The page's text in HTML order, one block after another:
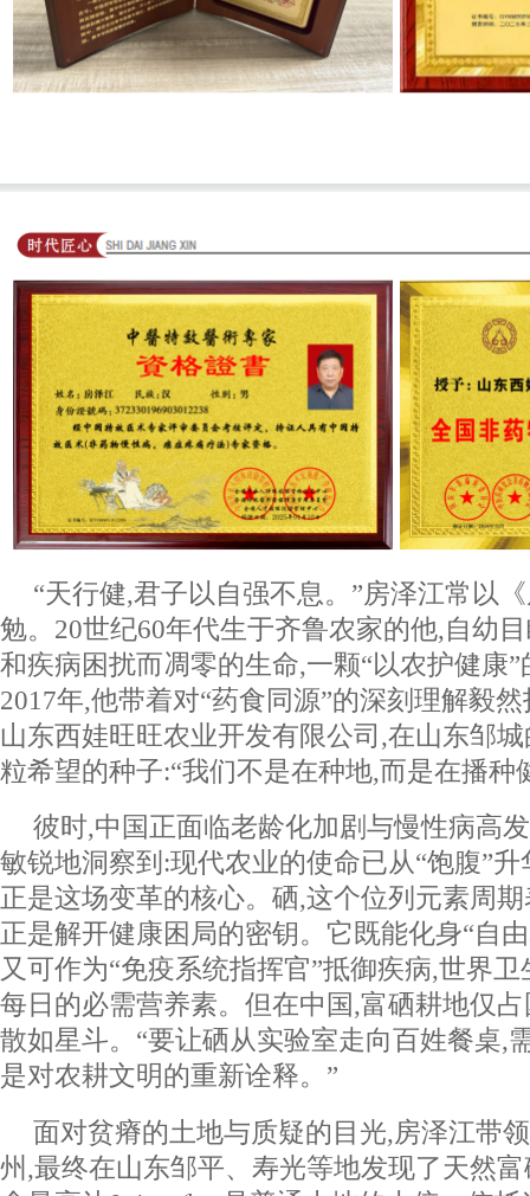
“天行健,君子以自强不息。”房泽江常以
勉。20世纪60年代生于齐鲁农家的他,自幼
和疾病困扰而凋零的生命,一颗“以农护健康
2017年,他带着对“药食同源”的深刻理解毅
山东西娃旺旺农业开发有限公司,在山东邹
粒希望的种子:“我们不是在种地,而是在播种
彼时,中国正面临老龄化加剧与慢性病高
敏锐地洞察到:现代农业的使命已从“饱腹”升
正是这场变革的核心。硒,这个位列元素周
正是解开健康困局的密钥。它既能化身“自
又可作为“免疫系统指挥官”抵御疾病,世界
每日的必需营养素。但在中国,富硒耕地仅
散如星斗。“要让硒从实验室走向百姓餐桌,
是对农耕文明的重新诠释。”
面对贫瘠的土地与质疑的目光,房泽江带
州,最终在山东邹平、寿光等地发现了天然